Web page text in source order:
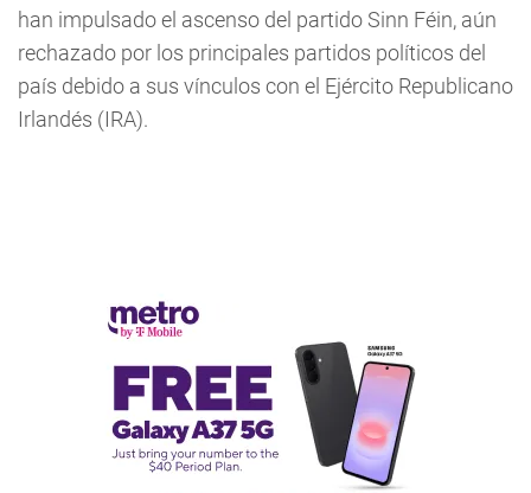
han impulsado el ascenso del partido Sinn Féin, aún
rechazado por los principales partidos políticos del
país debido a sus vínculos con el Ejército Republicano
Irlandés (IRA).